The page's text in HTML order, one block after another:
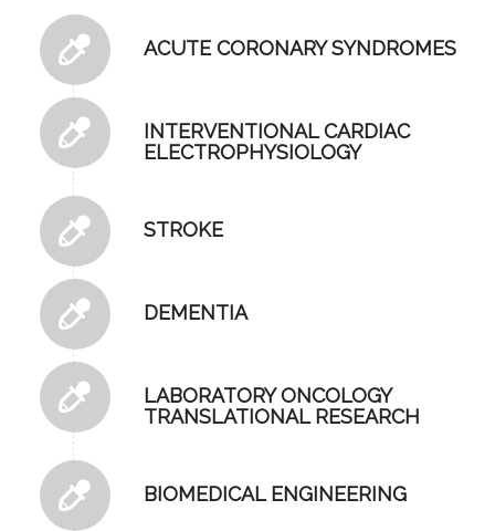
ACUTE CORONARY SYNDROMES
INTERVENTIONAL CARDIAC
ELECTROPHYSIOLOGY
STROKE
DEMENTIA
LABORATORY ONCOLOGY
TRANSLATIONAL RESEARCH
BIOMEDICAL ENGINEERING